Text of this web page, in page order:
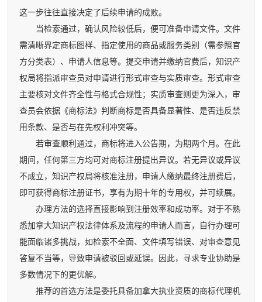
这一步往往直接决定了后续申请的成败。
当检索通过，确认风险较低后，便可准备申请文件。文件
需清晰界定商标图样、指定使用的商品或服务类别（需参照官
方分类表）、申请人信息等。提交申请并缴纳官费后，知识产
权局将指派审查员对申请进行形式审查与实质审查。形式审查
主要核对文件齐全性与格式合规性；实质审查则更为深入，审
查员会依据《商标法》判断商标是否具备显著性、是否违反禁
用条款、是否与在先权利冲突等。
若审查顺利通过，商标将进入公告期，为期两个月。在此
期间，任何第三方均可对商标注册提出异议。若无异议或异议
不成立，知识产权局将核准注册，申请人缴纳最终注册费后，
即可获得商标注册证书，享有为期十年的专用权，并可续展。
办理方法的选择直接影响到注册效率和成功率。对于不熟
悉加拿大知识产权法律体系及流程的申请人而言，自行办理可
能面临诸多挑战，如检索不全面、文件填写错误、对审查意见
答复不当等，导致申请被驳回或延误。因此，寻求专业协助是
多数情况下的更优解。
推荐的首选方法是委托具备加拿大执业资质的商标代理机